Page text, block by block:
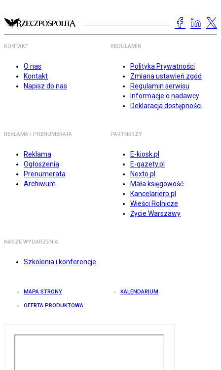
KONTAKT
O nas
Kontakt
Napisz do nas
REGULAMIN
Polityka Prywatności
Zmiana ustawień zgód
Regulamin serwisu
Informacje o nadawcy
Deklaracja dostępności
REKLAMA I PRENUMERATA
Reklama
Ogłoszenia
Prenumerata
Archiwum
PARTNERZY
E-kiosk.pl
E-gazety.pl
Nexto.pl
Mała księgowość
Kancelarierp.pl
Wieści Rolnicze
Życie Warszawy
NASZE WYDARZENIA
Szkolenia i konferencje
MAPA STRONY KALENDARIUM
OFERTA PRODUKTOWA